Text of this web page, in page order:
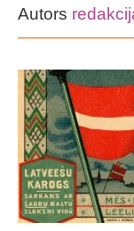
Autors